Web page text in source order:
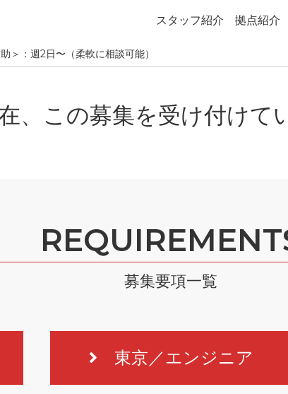
スタッフ紹介 拠点紹介
＞：週2日〜（柔軟に相談可能）
、この募集を受け付けて
募集要項一覧
東京／エンジニア